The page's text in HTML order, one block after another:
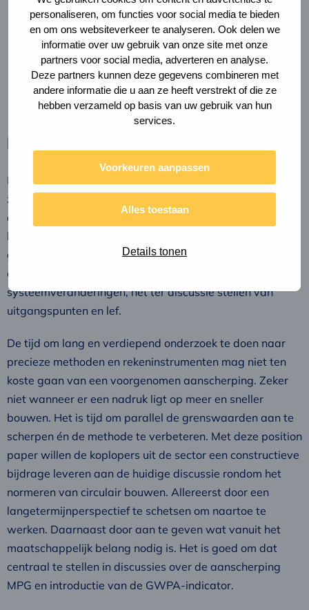
personaliseren, om functies voor social media te bieden
en om ons websiteverkeer te analyseren. Ook delen we
informatie over uw gebruik van onze site met onze
partners voor social media, adverteren en analyse.
Deze partners kunnen deze gegevens combineren met
andere informatie die u aan ze heeft verstrekt of die ze
hebben verzameld op basis van uw gebruik van hun
services.
Voorkeuren aanpassen
Alles toestaan
Details tonen
Het wel of niet meerekenen van Module D (Hergebruik)
in de MPG-score, omdat de Europese richtlijn aangeeft
dat deze apart moet worden weergegeven.
Het wel of niet meerekenen van CO2-opslag in
natuurlijke materialen (Biogene opslag) in een CO2-
Hoe draagt deze paper bij?
De periode 2020 – 2030 is bepalend voor hoe de wereld
zich op lange termijn zal ontwikkelen. Om ernstige
opwarming van de aarde te voorkomen, biodiversiteit te
herstellen en sociale ongelijkheid te verkleinen, is een
gezonde, leefbare maatschappij nodig binnen de
draagkracht van de aarde. Dat vraagt echter om
systeemveranderingen, het ter discussie stellen van
uitgangspunten en lef.
De tijd om lang en verdiepend onderzoek te doen naar
precieze methoden en rekeninstrumenten mag niet ten
koste gaan van een voorgenomen aanscherping. Zeker
niet wanneer er een nadruk ligt op meer en sneller
bouwen. Het is tijd om parallel de grenswaarden aan te
scherpen én de methode te verbeteren. Met deze position
paper willen de koplopers uit de sector een constructieve
bijdrage leveren aan de huidige discussie rondom het
normeren van circulair bouwen. Allereerst door een
langetermijnperspectief te schetsen om naartoe te
werken. Daarnaast door aan te geven wat vanuit het
maatschappelijk belang nodig is. Het is goed om dat
centraal te stellen in discussies over de aanscherping
MPG en introductie van de GWPA-indicator.